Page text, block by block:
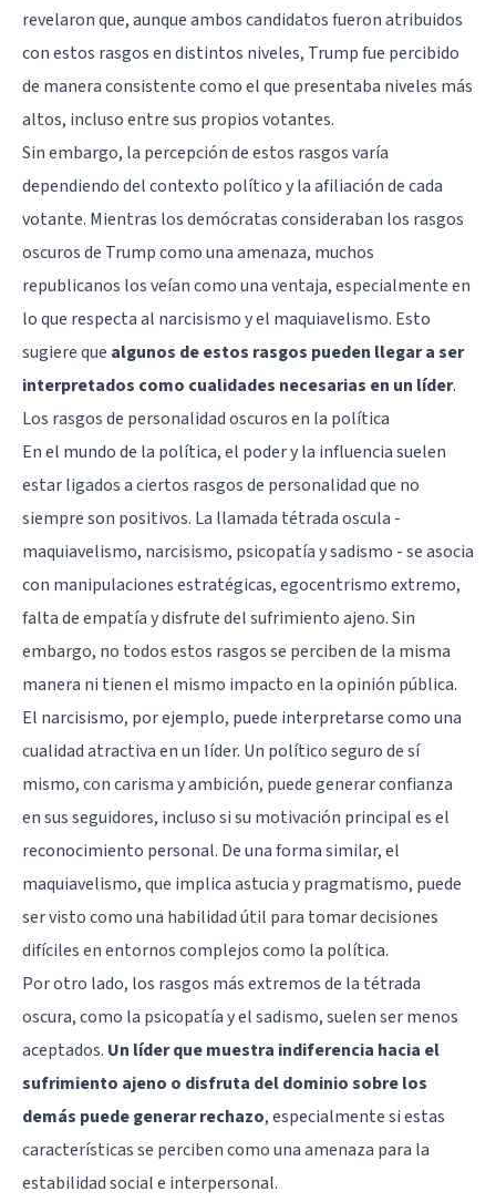
revelaron que, aunque ambos candidatos fueron atribuidos
con estos rasgos en distintos niveles, Trump fue percibido
de manera consistente como el que presentaba niveles más
altos, incluso entre sus propios votantes.
Sin embargo, la percepción de estos rasgos varía
dependiendo del contexto político y la afiliación de cada
votante. Mientras los demócratas consideraban los rasgos
oscuros de Trump como una amenaza, muchos
republicanos los veían como una ventaja, especialmente en
lo que respecta al narcisismo y el maquiavelismo. Esto
sugiere que algunos de estos rasgos pueden llegar a ser
interpretados como cualidades necesarias en un líder.
Los rasgos de personalidad oscuros en la política
En el mundo de la política, el poder y la influencia suelen
estar ligados a ciertos rasgos de personalidad que no
siempre son positivos. La llamada tétrada oscula -
maquiavelismo, narcisismo, psicopatía y sadismo - se asocia
con manipulaciones estratégicas, egocentrismo extremo,
falta de empatía y disfrute del sufrimiento ajeno. Sin
embargo, no todos estos rasgos se perciben de la misma
manera ni tienen el mismo impacto en la opinión pública.
El narcisismo, por ejemplo, puede interpretarse como una
cualidad atractiva en un líder. Un político seguro de sí
mismo, con carisma y ambición, puede generar confianza
en sus seguidores, incluso si su motivación principal es el
reconocimiento personal. De una forma similar, el
maquiavelismo, que implica astucia y pragmatismo, puede
ser visto como una habilidad útil para tomar decisiones
difíciles en entornos complejos como la política.
Por otro lado, los rasgos más extremos de la tétrada
oscura, como la psicopatía y el sadismo, suelen ser menos
aceptados. Un líder que muestra indiferencia hacia el
sufrimiento ajeno o disfruta del dominio sobre los
demás puede generar rechazo, especialmente si estas
características se perciben como una amenaza para la
estabilidad social e interpersonal.